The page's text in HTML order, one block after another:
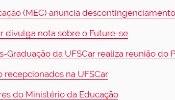
(MEC) anuncia
divulga nota sobre o Future-se
Graduação da UFSCar realiza reunião
recepcionados na UFSCar
do Ministério da Educação